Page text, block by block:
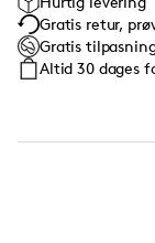
Gratis retur,
Gratis
Altid 30 dages